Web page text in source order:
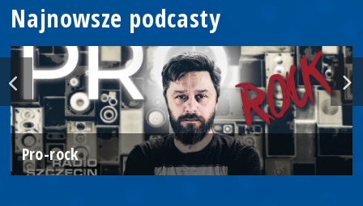
Najnowsze podcasty
Pro-rock